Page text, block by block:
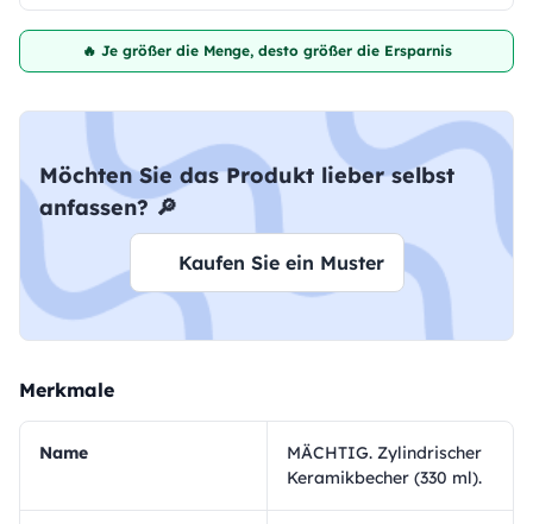
🔥 Je größer die Menge, desto größer die Ersparnis
Möchten Sie das Produkt lieber selbst
anfassen? 🔎
Kaufen Sie ein Muster
Merkmale
Name
MÄCHTIG. Zylindrischer
Keramikbecher (330 ml).